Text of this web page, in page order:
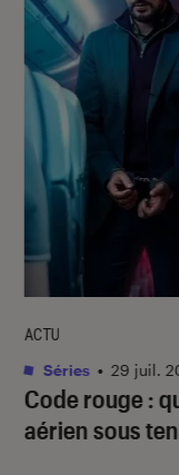
Code rouge:
aérien sous
ACTU
Séries • 29 juil.